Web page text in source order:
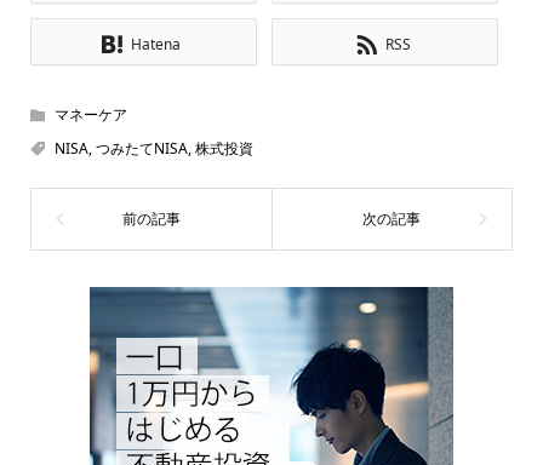
Hatena RSS
マネーケア
NISA,つみたてNISA,株式投資